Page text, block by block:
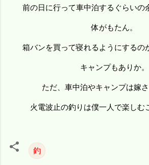
前の日に行って車中泊するぐらいの
体がもたん。
箱バンを買って寝れるようにするの
キャンプもありか。
ただ、車中泊やキャンプは嫁さ
火電波止の釣りは僕一人で楽しむ
釣